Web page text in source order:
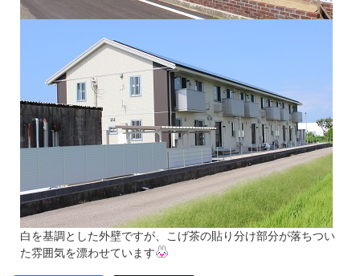
白を基調とした外壁ですが、こげ茶の貼り分け部分が落ちつい
た雰囲気を漂わせています